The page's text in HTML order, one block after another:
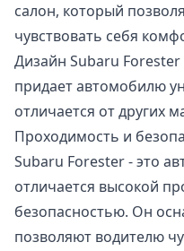
салон, который
чувствовать себя
Дизайн Subaru
придает автомобилю
отличается от других
Проходимость и
Subaru Forester - это
отличается высокой
безопасностью. Он
позволяют водителю